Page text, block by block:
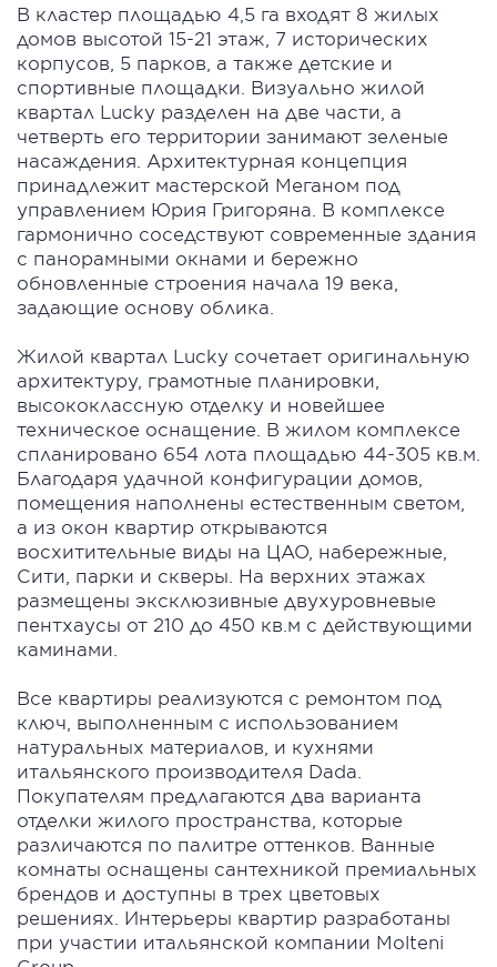
В кластер площадью 4,5 га входят 8 жилых
домов высотой 15-21 этаж, 7 исторических
корпусов, 5 парков, а также детские и
спортивные площадки. Визуально жилой
квартал Lucky разделен на две части, а
четверть его территории занимают зеленые
насаждения. Архитектурная концепция
принадлежит мастерской Меганом под
управлением Юрия Григоряна. В комплексе
гармонично соседствуют современные здания
с панорамными окнами и бережно
обновленные строения начала 19 века,
задающие основу облика.
Жилой квартал Lucky сочетает оригинальную
архитектуру, грамотные планировки,
высококлассную отделку и новейшее
техническое оснащение. В жилом комплексе
спланировано 654 лота площадью 44-305 кв.м.
Благодаря удачной конфигурации домов,
помещения наполнены естественным светом,
а из окон квартир открываются
восхитительные виды на ЦАО, набережные,
Сити, парки и скверы. На верхних этажах
размещены эксклюзивные двухуровневые
пентхаусы от 210 до 450 кв.м с действующими
каминами.
Все квартиры реализуются с ремонтом под
ключ, выполненным с использованием
натуральных материалов, и кухнями
итальянского производителя Dada.
Покупателям предлагаются два варианта
отделки жилого пространства, которые
различаются по палитре оттенков. Ванные
комнаты оснащены сантехникой премиальных
брендов и доступны в трех цветовых
решениях. Интерьеры квартир разработаны
при участии итальянской компании Molteni